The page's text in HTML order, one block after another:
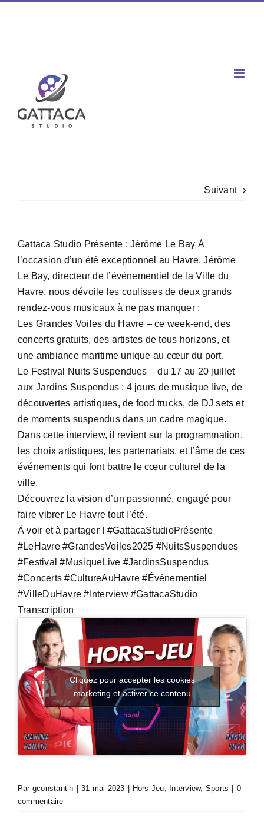
Suivant
Gattaca Studio Présente : Jérôme Le Bay À
l’occasion d’un été exceptionnel au Havre, Jérôme
Le Bay, directeur de l’événementiel de la Ville du
Havre, nous dévoile les coulisses de deux grands
rendez-vous musicaux à ne pas manquer :
Les Grandes Voiles du Havre – ce week-end, des
concerts gratuits, des artistes de tous horizons, et
une ambiance maritime unique au cœur du port.
Le Festival Nuits Suspendues – du 17 au 20 juillet
aux Jardins Suspendus : 4 jours de musique live, de
découvertes artistiques, de food trucks, de DJ sets et
de moments suspendus dans un cadre magique.
Dans cette interview, il revient sur la programmation,
les choix artistiques, les partenariats, et l’âme de ces
événements qui font battre le cœur culturel de la
ville.
Découvrez la vision d’un passionné, engagé pour
faire vibrer Le Havre tout l’été.
À voir et à partager ! #GattacaStudioPrésente
#LeHavre #GrandesVoiles2025 #NuitsSuspendues
#Festival #MusiqueLive #JardinsSuspendus
#Concerts #CultureAuHavre #Événementiel
#VilleDuHavre #Interview #GattacaStudio
Transcription
Cliquez pour accepter les cookies
marketing et activer ce contenu
Par gconstantin 31 mai 2023 Hors Jeu, Interview, Sports
0
commentaire